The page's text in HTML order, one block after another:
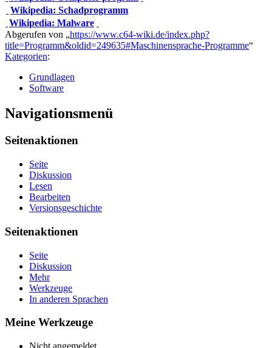
Wikipedia: Schadprogramm
Wikipedia: Malware
Abgerufen von „https://www.c64-wiki.de/index.php?
title=Programm&oldid=249635#Maschinensprache-Programme“
Kategorien:
Grundlagen
Software
Navigationsmenü
Seitenaktionen
Seite
Diskussion
Lesen
Bearbeiten
Versionsgeschichte
Seitenaktionen
Seite
Diskussion
Mehr
Werkzeuge
In anderen Sprachen
Meine Werkzeuge
Nicht angemeldet